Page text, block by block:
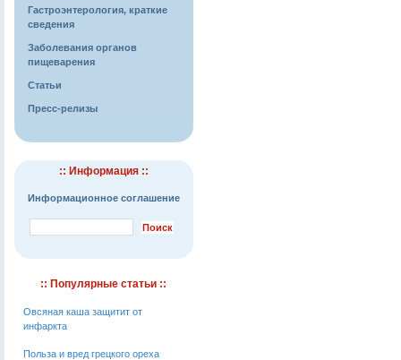
Гастроэнтерология, краткие
сведения
Заболевания органов
пищеварения
Статьи
Пресс-релизы
:: Информация ::
Информационное соглашение
:: Популярные статьи ::
Овсяная каша защитит от
инфаркта
Польза и вред грецкого ореха